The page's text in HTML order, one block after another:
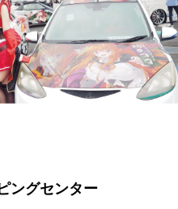
ングセンター